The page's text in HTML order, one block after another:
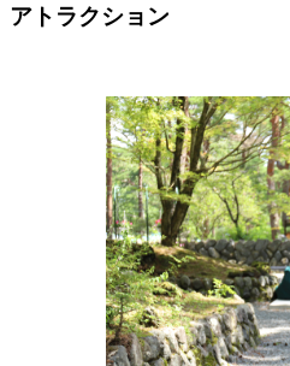
アトラクション